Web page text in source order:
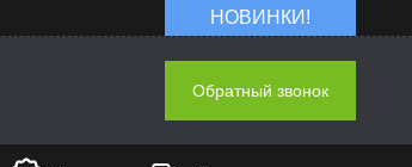
НОВИНКИ!
Обратный звонок